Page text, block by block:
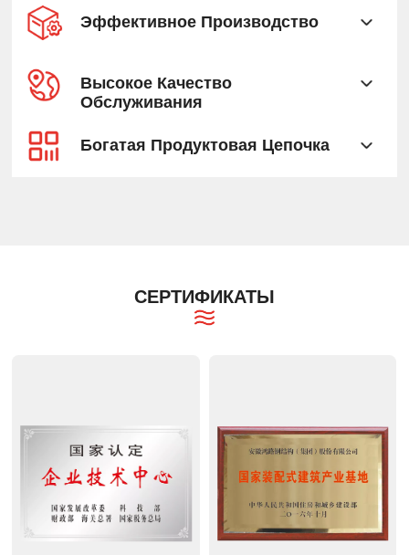
Эффективное Производство
Высокое Качество
Обслуживания
Богатая Продуктовая Цепочка
СЕРТИФИКАТЫ